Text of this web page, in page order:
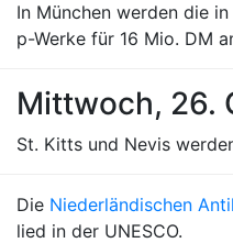
In München werden die
p-Werke für 16 Mio. DM
Mittwoch, 26.
St. Kitts und Nevis
Die Niederländischen
lied in der UNESCO.